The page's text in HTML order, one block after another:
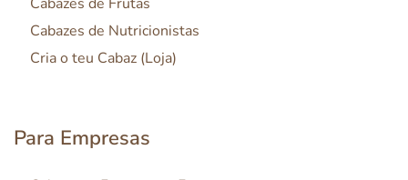
Cabazes de Nutricionistas
Cria o teu Cabaz (Loja)
Para Empresas